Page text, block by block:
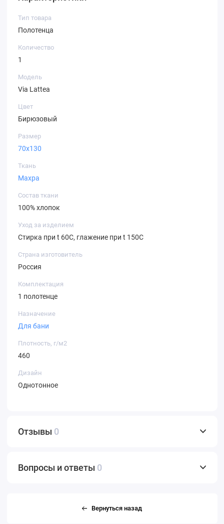
Тип товара
Полотенца
Количество
1
Модель
Via Lattea
Цвет
Бирюзовый
Размер
70х130
Ткань
Махра
Состав ткани
100% хлопок
Уход за изделием
Стирка при t 60С, глажение при t 150C
Страна изготовитель
Россия
Комплектация
1 полотенце
Назначение
Для бани
Плотность, г/м2
460
Дизайн
Однотонное
Отзывы 0
Вопросы и ответы 0
Вернуться назад